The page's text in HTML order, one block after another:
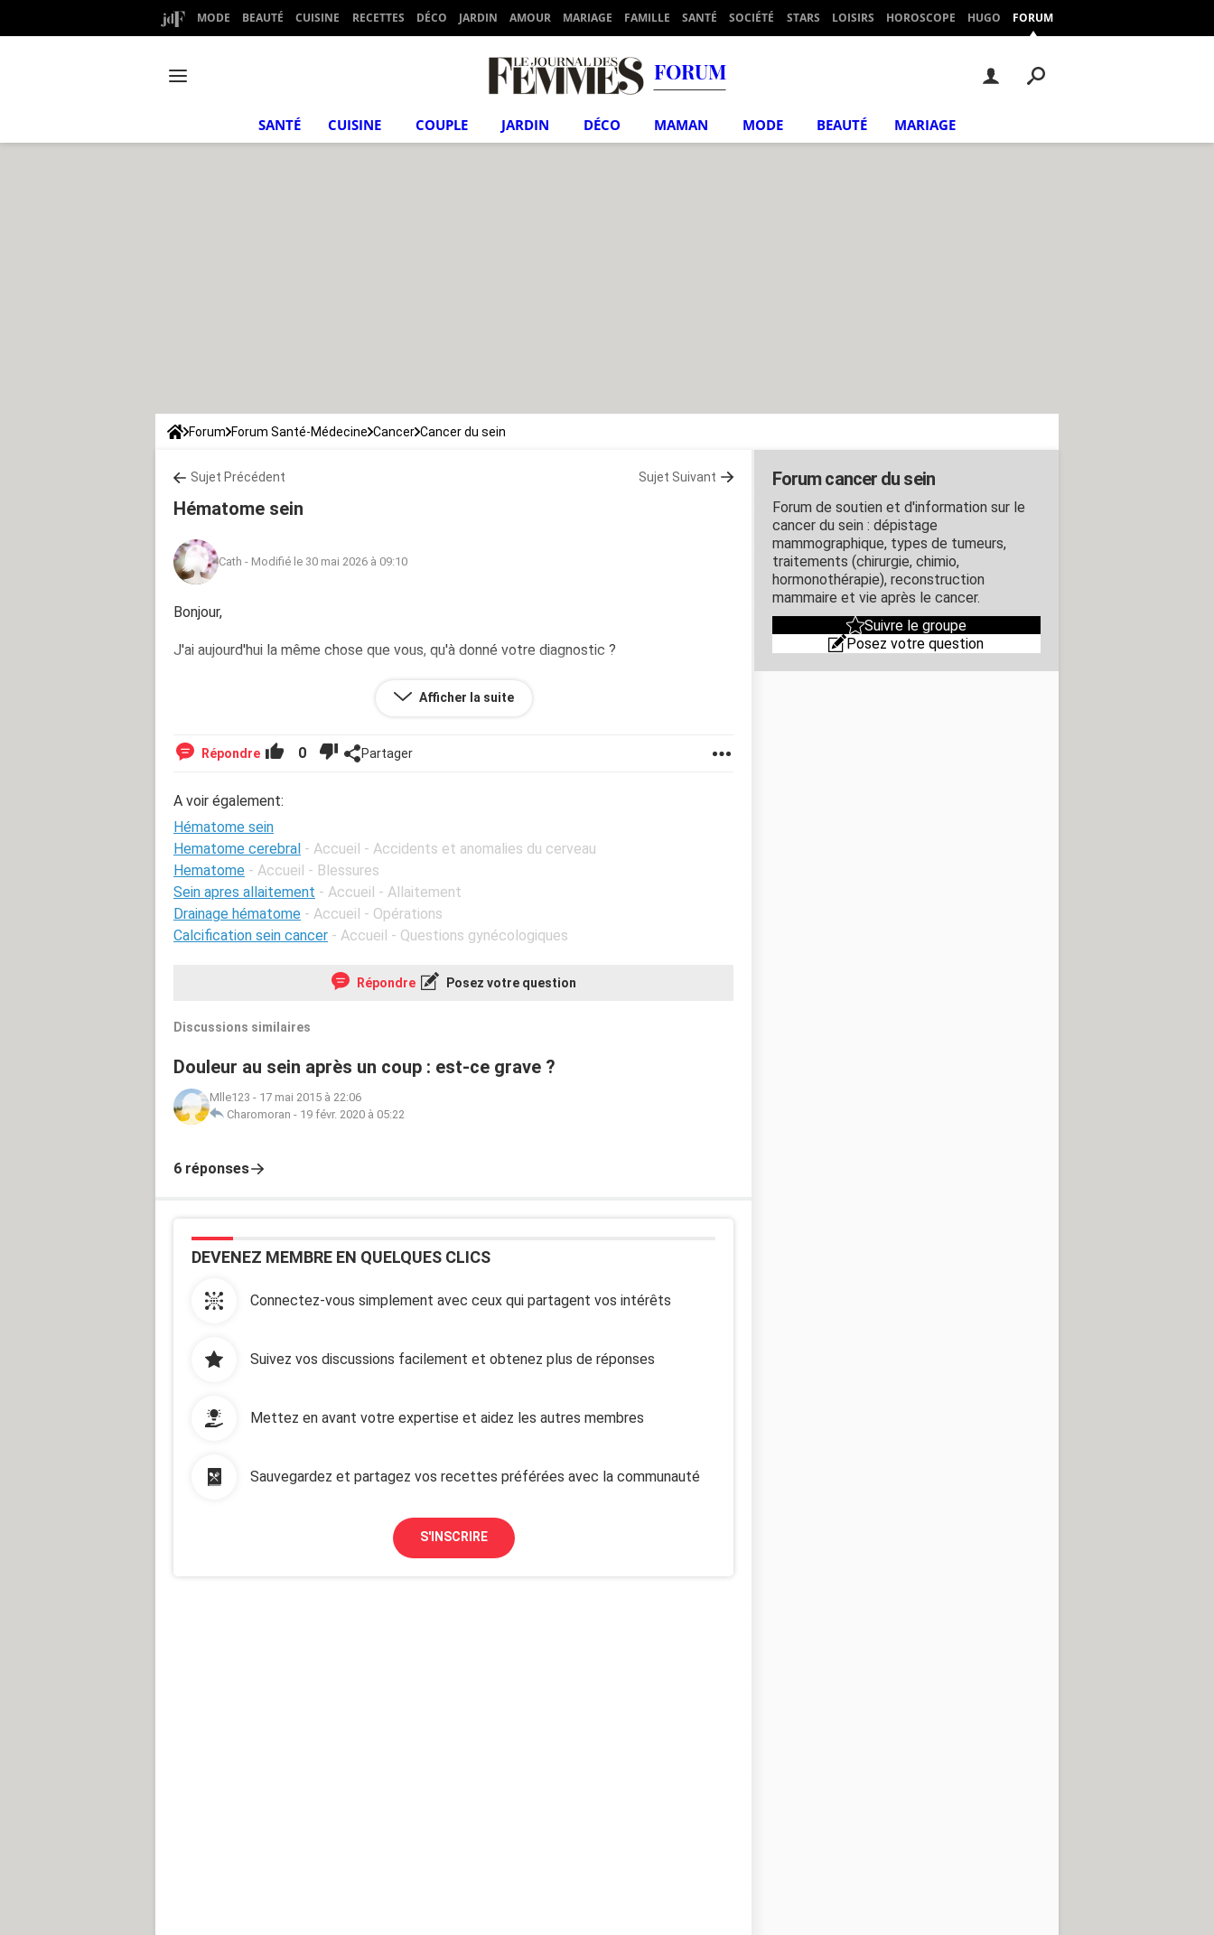
MODE BEAUTÉ CUISINE RECETTES DÉCO JARDIN AMOUR MARIAGE FAMILLE SANTÉ SOCIÉTÉ STARS LOISIRS HOROSCOPE HUGO FORUM
FORUM
SANTÉ CUISINE COUPLE JARDIN DÉCO MAMAN MODE BEAUTÉ MARIAGE
Forum Forum Santé-Médecine Cancer Cancer du sein
Sujet Précédent Sujet Suivant
Hématome sein
Cath - Modifié le 30 mai 2026 à 09:10
Bonjour,
J'ai aujourd'hui la même chose que vous, qu'à donné votre diagnostic ?
Afficher la suite
Répondre 0 Partager
A voir également:
Hématome sein
Hematome cerebral - Accueil - Accidents et anomalies du cerveau
Hematome - Accueil - Blessures
Sein apres allaitement - Accueil - Allaitement
Drainage hématome - Accueil - Opérations
Calcification sein cancer - Accueil - Questions gynécologiques
Répondre Posez votre question
Discussions similaires
Douleur au sein après un coup : est-ce grave ?
Mlle123 - 17 mai 2015 à 22:06
Charomoran - 19 févr. 2020 à 05:22
6 réponses
DEVENEZ MEMBRE EN QUELQUES CLICS
Connectez-vous simplement avec ceux qui partagent vos intérêts
Suivez vos discussions facilement et obtenez plus de réponses
Mettez en avant votre expertise et aidez les autres membres
Sauvegardez et partagez vos recettes préférées avec la communauté
S'INSCRIRE
Forum cancer du sein
Forum de soutien et d'information sur le
cancer du sein : dépistage
mammographique, types de tumeurs,
traitements (chirurgie, chimio,
hormonothérapie), reconstruction
mammaire et vie après le cancer.
Suivre le groupe
Posez votre question